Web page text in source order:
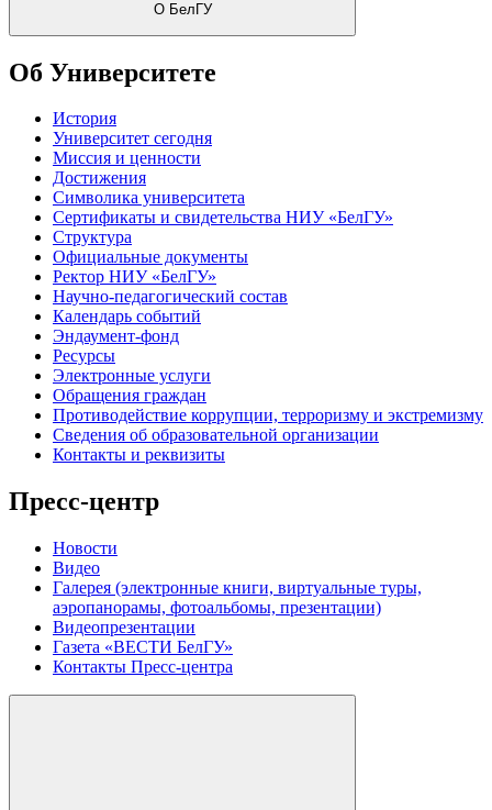
О БелГУ
Об Университете
История
Университет сегодня
Миссия и ценности
Достижения
Символика университета
Сертификаты и свидетельства НИУ «БелГУ»
Структура
Официальные документы
Ректор НИУ «БелГУ»
Научно-педагогический состав
Календарь событий
Эндаумент-фонд
Ресурсы
Электронные услуги
Обращения граждан
Противодействие коррупции, терроризму и экстремизму
Сведения об образовательной организации
Контакты и реквизиты
Пресс-центр
Новости
Видео
Галерея (электронные книги, виртуальные туры,
аэропанорамы, фотоальбомы, презентации)
Видеопрезентации
Газета «ВЕСТИ БелГУ»
Контакты Пресс-центра